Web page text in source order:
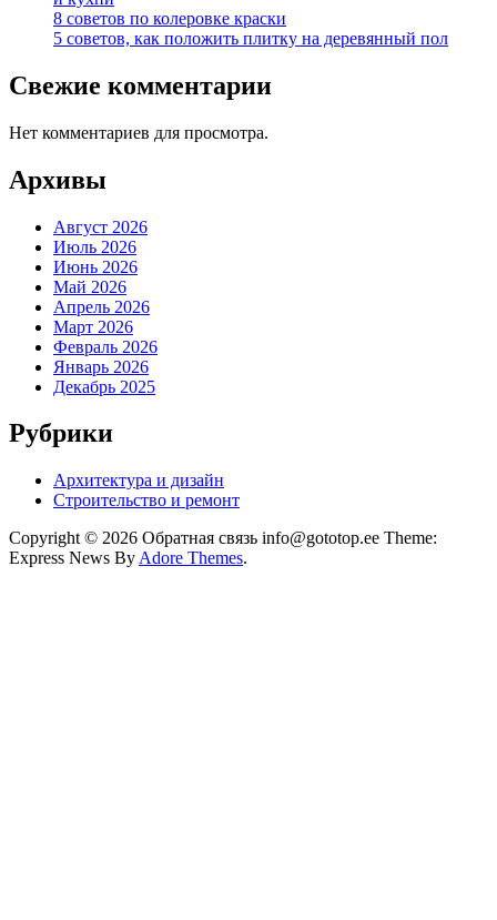
8 советов по колеровке краски
5 советов, как положить плитку на деревянный пол
Свежие комментарии
Нет комментариев для просмотра.
Архивы
Август 2026
Июль 2026
Июнь 2026
Май 2026
Апрель 2026
Март 2026
Февраль 2026
Январь 2026
Декабрь 2025
Рубрики
Архитектура и дизайн
Строительство и ремонт
Copyright © 2026 Обратная связь info@gototop.ee Theme:
Express News By Adore Themes.